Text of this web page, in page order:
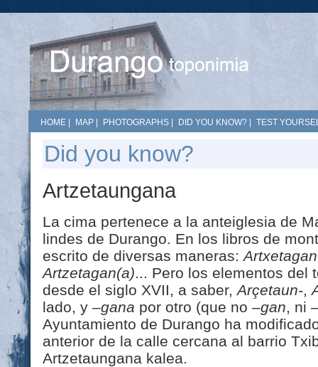
HOME MAP PHOTOGRAPHS DID YOU KNOW? TEST
Did you know?
Artzetaungana
La cima pertenece a la anteiglesia de
lindes de Durango. En los libros de
escrito de diversas maneras:
Artzetagan(a)... Pero los elementos del
desde el siglo XVII, a saber,Arçetaun-,
lado, y –gana por otro (que no –gan, ni
Ayuntamiento de Durango ha
anterior de la calle cercana al barrio
Artzetaungana kalea.